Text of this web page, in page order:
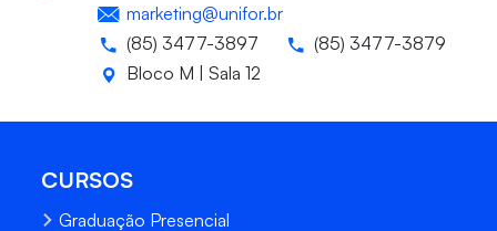
marketing@unifor.br
(85) 3477-3897
(85) 3477-3879
Bloco M | Sala 12
CURSOS
Graduação Presencial